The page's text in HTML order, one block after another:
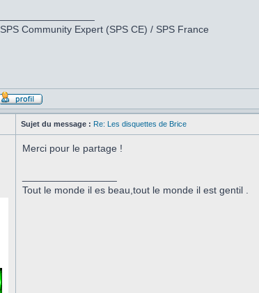
SPS Community Expert (SPS CE) / SPS France
Sujet du message : Re: Les disquettes de Brice
Merci pour le partage !
Tout le monde il es beau,tout le monde il est gentil .